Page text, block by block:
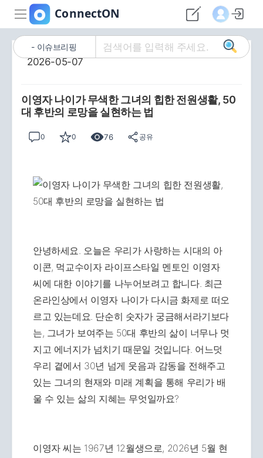
이슈브리핑
2026-05-07
이영자 나이가 무색한 그녀의 힙한 전원생활, 50
대 후반의 로망을 실현하는 법
0 0 76 공유
안녕하세요. 오늘은 우리가 사랑하는 시대의 아
이콘, 먹교수이자 라이프스타일 멘토인 이영자
씨에 대한 이야기를 나누어보려고 합니다. 최근
온라인상에서 이영자 나이가 다시금 화제로 떠오
르고 있는데요. 단순히 숫자가 궁금해서라기보다
는, 그녀가 보여주는 50대 후반의 삶이 너무나 멋
지고 에너지가 넘치기 때문일 것입니다. 어느덧
우리 곁에서 30년 넘게 웃음과 감동을 전해주고
있는 그녀의 현재와 미래 계획을 통해 우리가 배
울 수 있는 삶의 지혜는 무엇일까요?
이영자 씨는 1967년 12월생으로, 2026년 5월 현